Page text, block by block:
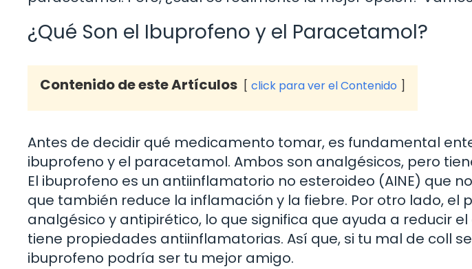
¿Qué Son el Ibuprofeno y el Paracetamol?
Contenido de este Artículos click para ver el Contenido
Antes de decidir qué medicamento tomar, es fundamental
ibuprofeno y el paracetamol. Ambos son analgésicos, pero
El ibuprofeno es un antiinflamatorio no esteroideo (AINE) que
que también reduce la inflamación y la fiebre. Por otro lado, el
analgésico y antipirético, lo que significa que ayuda a reducir
tiene propiedades antiinflamatorias. Así que, si tu mal de coll
ibuprofeno podría ser tu mejor amigo.